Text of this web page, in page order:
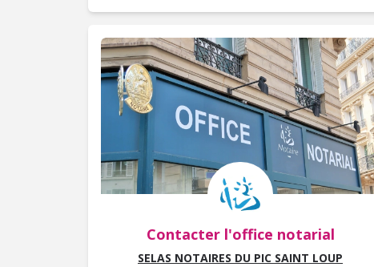
Contacter l'office notarial
SELAS NOTAIRES DU PIC SAINT LOUP